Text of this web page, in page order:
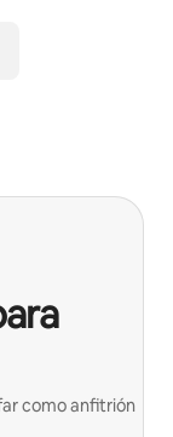
como anfitrión